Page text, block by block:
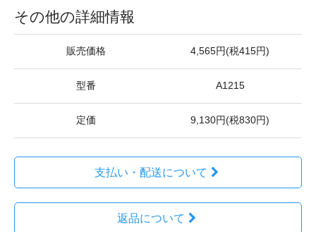
その他の詳細情報
販売価格 4,565円(税415円)
型番 A1215
定価 9,130円(税830円)
支払い・配送について
返品について